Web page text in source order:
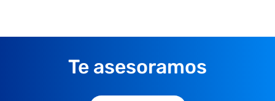
Te asesoramos